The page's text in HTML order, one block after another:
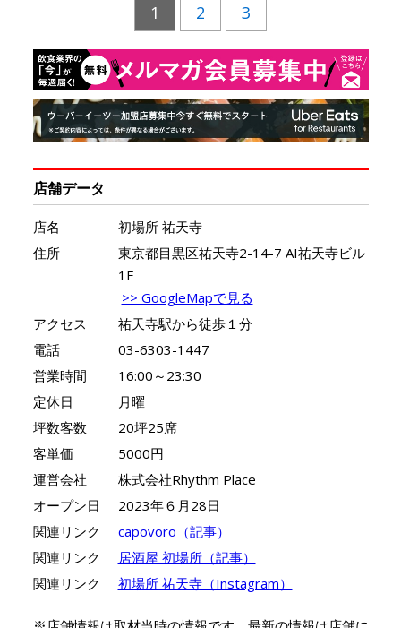
1 2 3
店舗データ
店名
初場所 祐天寺
住所
東京都目黒区祐天寺2-14-7 AI祐天寺ビル
1F
>> GoogleMapで見る
アクセス
祐天寺駅から徒歩１分
電話
03-6303-1447
営業時間
16:00～23:30
定休日
月曜
坪数客数
20坪25席
客単価
5000円
運営会社
株式会社Rhythm Place
オープン日
2023年６月28日
関連リンク
capovoro（記事）
関連リンク
居酒屋 初場所（記事）
関連リンク
初場所 祐天寺（Instagram）